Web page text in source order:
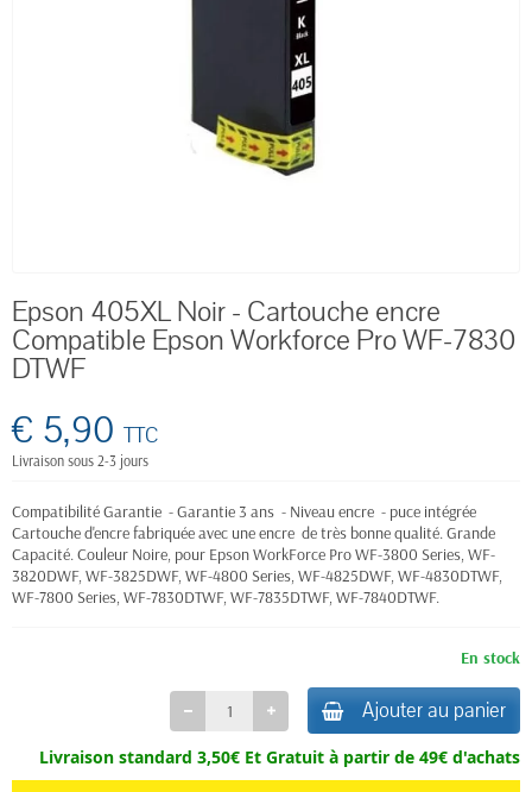
Epson 405XL Noir - Cartouche encre
Compatible Epson Workforce Pro WF-7830
DTWF
€ 5,90 TTC
Livraison sous 2-3 jours
Compatibilité Garantie - Garantie 3 ans - Niveau encre - puce intégrée
Cartouche d'encre fabriquée avec une encre de très bonne qualité. Grande
Capacité. Couleur Noire, pour Epson WorkForce ProWF-3800 Series, WF-
3820DWF, WF-3825DWF, WF-4800 Series, WF-4825DWF, WF-4830DTWF,
WF-7800 Series, WF-7830DTWF, WF-7835DTWF, WF-7840DTWF.
En stock
Ajouter au panier
Livraison standard 3,50€ Et Gratuit à partir de 49€ d'achats